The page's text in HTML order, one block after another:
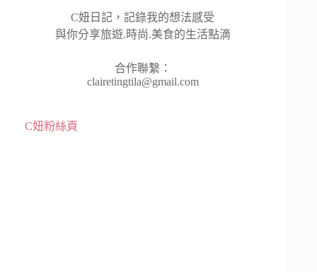
C妞日記，記錄我的想法感受
與你分享旅遊.時尚.美食的生活點滴
合作聯繫：
clairetingtila@gmail.com
C妞粉絲頁